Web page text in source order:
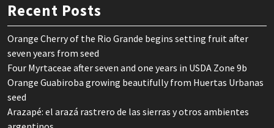
Recent Posts
Orange Cherry of the Rio Grande begins setting fruit after
seven years from seed
Four Myrtaceae after seven and one years in USDA Zone 9b
Orange Guabiroba growing beautifully from Huertas Urbanas
seed
Arazapé: el arazá rastrero de las sierras y otros ambientes